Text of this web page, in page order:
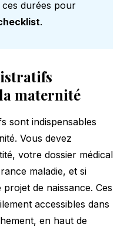
durées pour
.
maternité
sont indispensables
Vous devez
votre dossier médical
maladie, et si
de naissance. Ces
accessibles dans
en haut de